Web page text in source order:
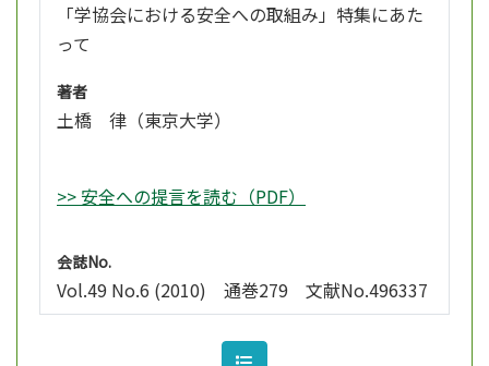
「学協会における安全への取組み」特集にあた
って
著者
土橋 律（東京大学）
>> 安全への提言を読む（PDF）
会誌No.
Vol.49 No.6 (2010) 通巻279 文献No.496337